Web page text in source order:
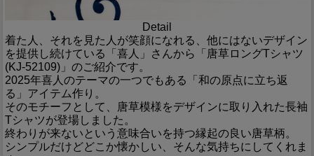
Detail
着た人、それを見た人が笑顔になれる、他にはないデザイン
を提供し続けている「喜人」さんから「唐草ロングTシャツ
(KJ-52109)」のご紹介です。
2025年喜人のテーマの一つでもある「和の原点に立ち返
る」アイテム作り。
そのモチーフとして、唐草模様をデザインに取り入れた長袖
Tシャツが登場しました。
終わりが来ないという意味合いを持つ縁起の良い唐草柄。
シンプルだけどどこか懐かしい、そんな気持ちにしてくれま